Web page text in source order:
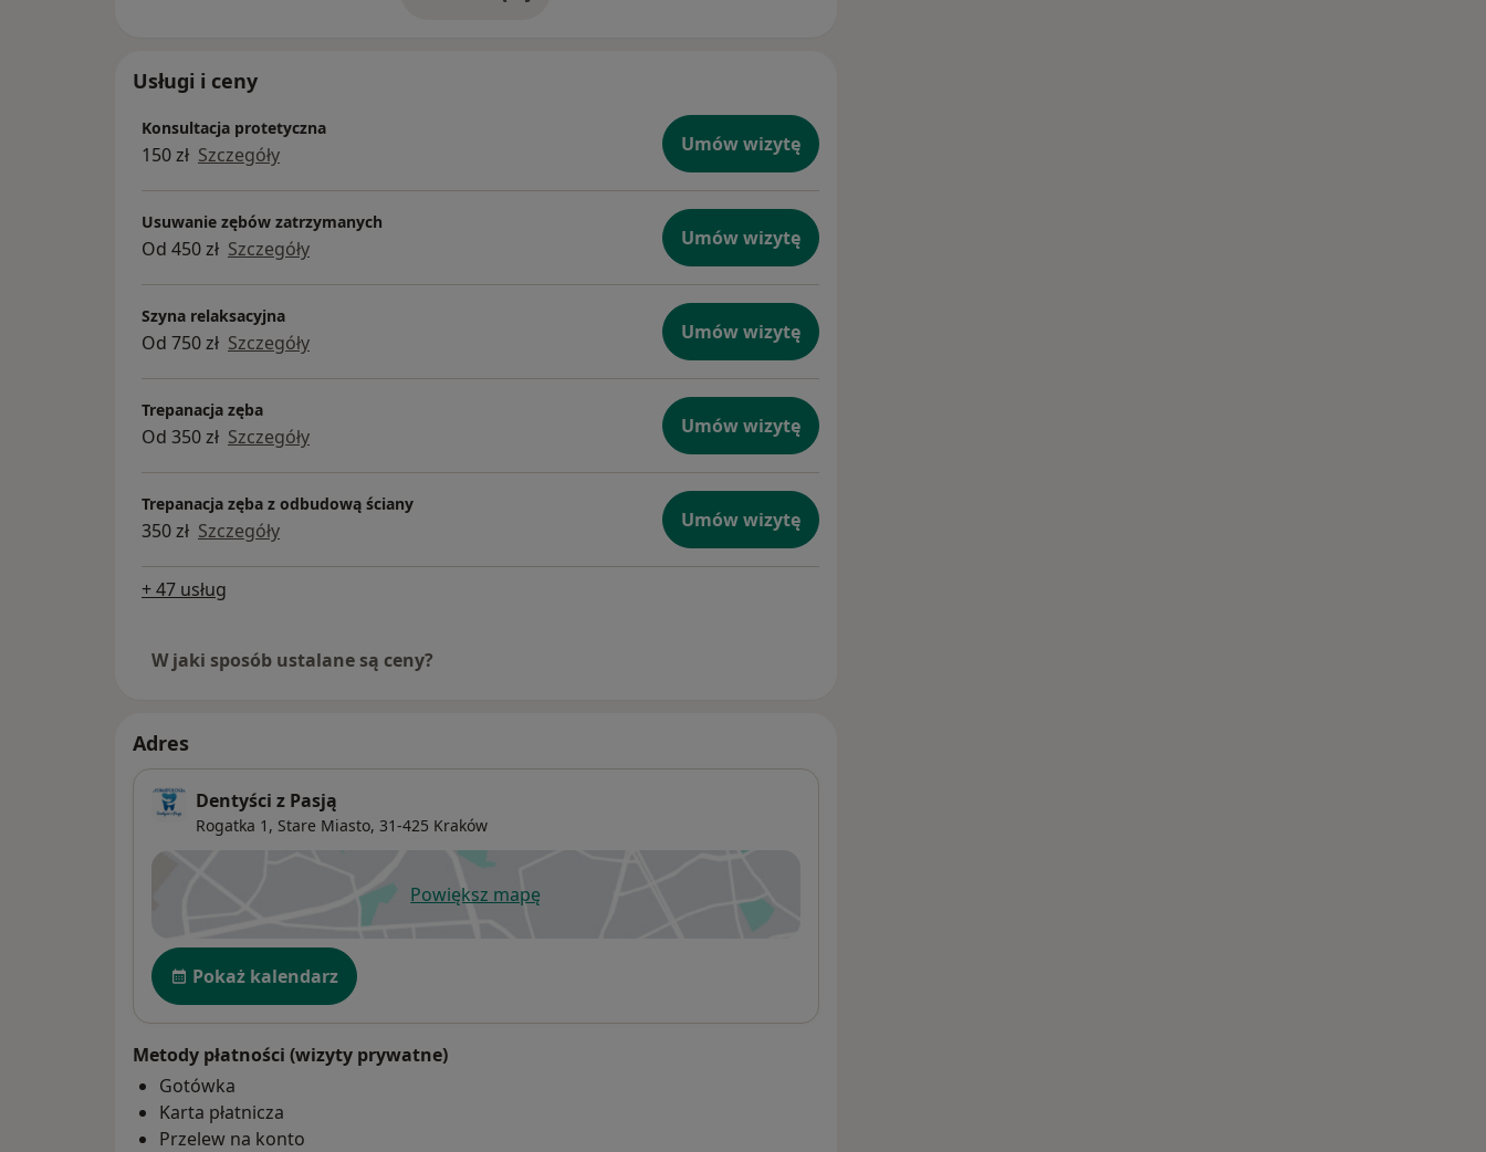
Usługi i ceny
Konsultacja protetyczna
150 zł Szczegóły Umów wizytę
Usuwanie zębów zatrzymanych
Od 450 zł Szczegóły Umów wizytę
Szyna relaksacyjna
Od 750 zł Szczegóły Umów wizytę
Trepanacja zęba
Od 350 zł Szczegóły Umów wizytę
Trepanacja zęba z odbudową ściany
350 zł Szczegóły Umów wizytę
+ 47 usług
W jaki sposób ustalane są ceny?
Adres
Dentyści z Pasją
Rogatka 1, Stare Miasto, 31-425 Kraków
Powiększ mapęotwiera się w nowej karcie
Dostępność
Pokaż kalendarz
Metody płatności (wizyty prywatne)
Gotówka
Karta płatnicza
Przelew na konto